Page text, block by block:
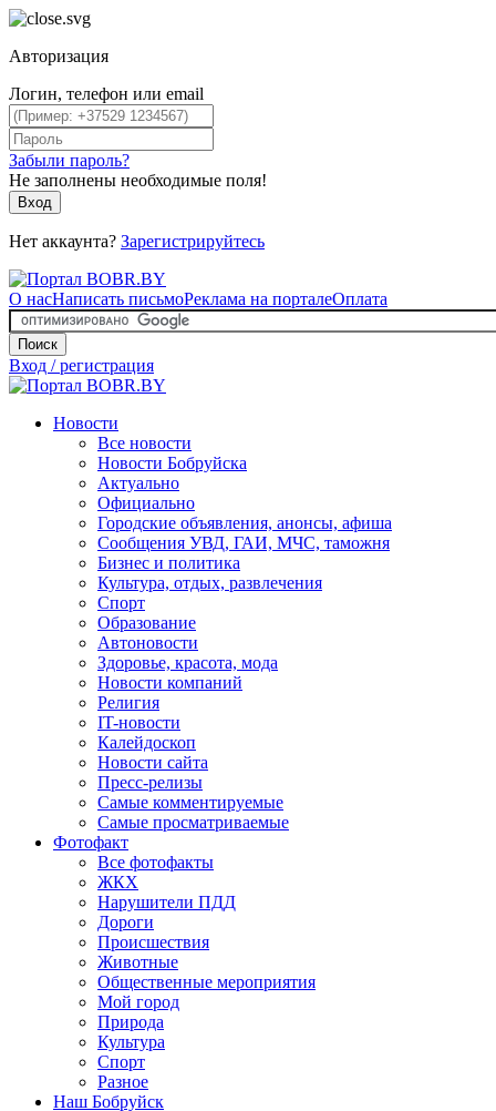
Авторизация
Логин, телефон или email
Забыли пароль?
Не заполнены необходимые поля!
Вход
Нет аккаунта? Зарегистрируйтесь
О насНаписать письмоРеклама на порталеОплата
Поиск
Вход / регистрация
Новости
Все новости
Новости Бобруйска
Актуально
Официально
Городские объявления, анонсы, афиша
Сообщения УВД, ГАИ, МЧС, таможня
Бизнес и политика
Культура, отдых, развлечения
Спорт
Образование
Автоновости
Здоровье, красота, мода
Новости компаний
Религия
IT-новости
Калейдоскоп
Новости сайта
Пресс-релизы
Самые комментируемые
Самые просматриваемые
Фотофакт
Все фотофакты
ЖКХ
Нарушители ПДД
Дороги
Происшествия
Животные
Общественные мероприятия
Мой город
Природа
Культура
Спорт
Разное
Наш Бобруйск